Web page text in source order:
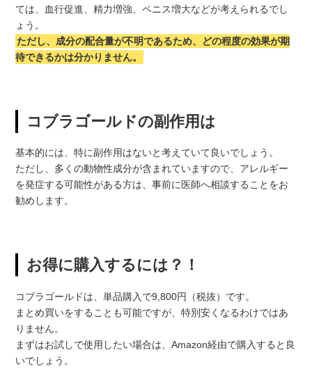
ては、血行促進、精力増強、ペニス増大などが考えられるでし
ょう。
ただし、成分の配合量が不明であるため、どの程度の効果が期
待できるかは分かりません。
コブラゴールドの副作用は
基本的には、特に副作用はないと考えていて良いでしょう。
ただし、多くの動物性成分が含まれていますので、アレルギー
を発症する可能性がある方は、事前に医師へ相談することをお
勧めします。
お得に購入するには？！
コブラゴールドは、単品購入で9,800円（税抜）です。
まとめ買いをすることも可能ですが、特別安くなるわけではあ
りません。
まずはお試しで使用したい場合は、Amazon経由で購入すると良
いでしょう。